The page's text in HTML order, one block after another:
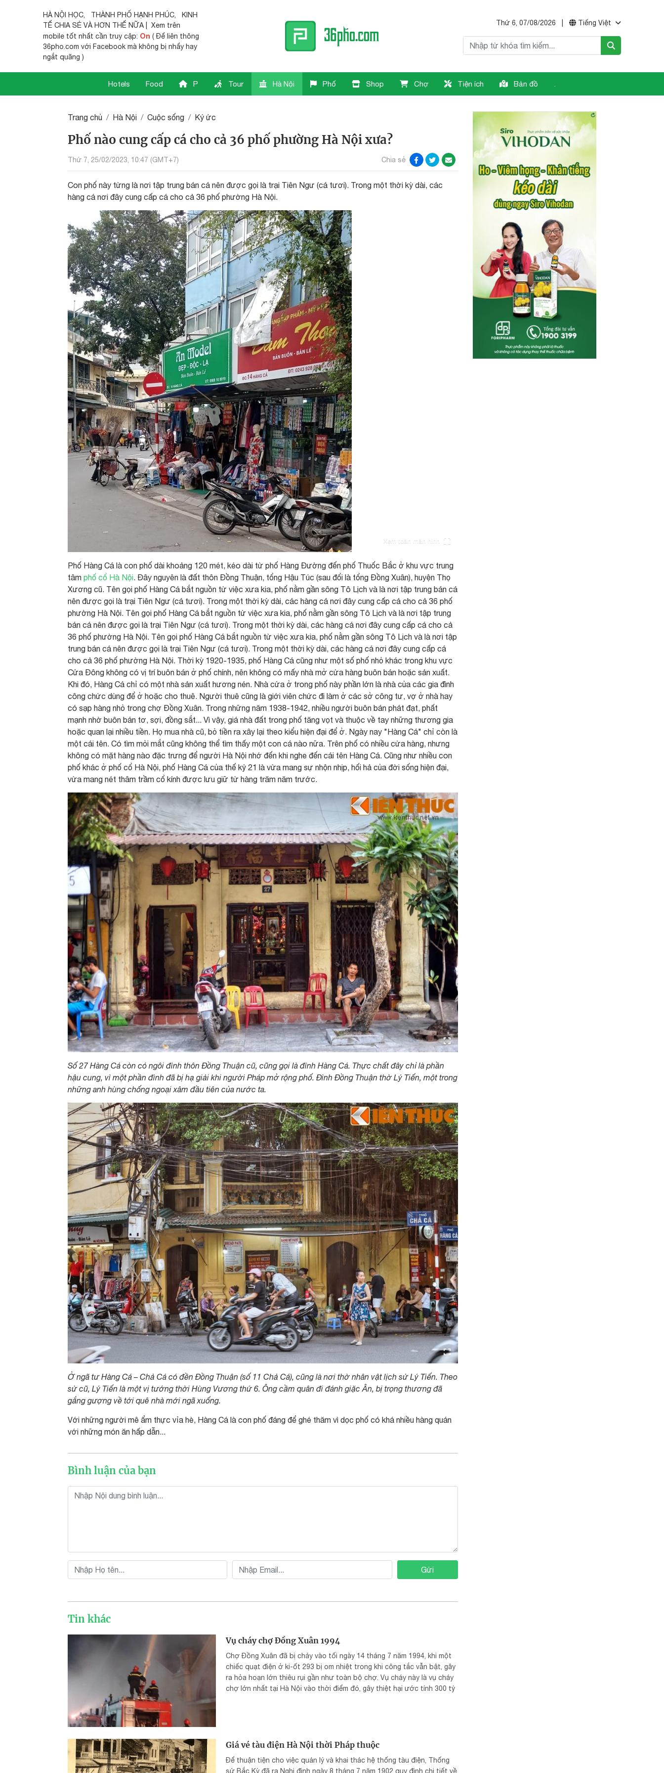
HÀ NỘI HỌC, THÀNH PHỐ HẠNH PHÚC,
KINH
TẾ CHIA SẺ VÀ HƠN THẾ NỮA | Xem trên
mobile tốt nhất cần truy cập: On ( Để liên thông
36pho.com với Facebook mà không bị nhẩy hay
ngắt quãng )
Thứ 6, 07/08/2026 Tiếng Việt
Hotels Food P Tour Hà Nội Phố Shop Chợ Tiện ích Bản đồ .
Trang chủ Hà Nội Cuộc sống Ký ức
Phố nào cung cấp cá cho cả 36 phố phường Hà Nội xưa?
Thứ 7, 25/02/2023, 10:47 (GMT+7) Chia sẻ
Con phố này từng là nơi tập trung bán cá nên được gọi là trại Tiên Ngư (cá tươi). Trong một thời kỳ dài, các
hàng cá nơi đây cung cấp cá cho cả 36 phố phường Hà Nội.
Xem toàn màn hình
Phố Hàng Cá là con phố dài khoảng 120 mét, kéo dài từ phố Hàng Đường đến phố Thuốc Bắc ở khu vực trung
tâm phố cổ Hà Nội. Đây nguyên là đất thôn Đồng Thuận, tổng Hậu Túc (sau đổi là tổng Đồng Xuân), huyện Thọ
Xương cũ. Tên gọi phố Hàng Cá bắt nguồn từ việc xưa kia, phố nằm gần sông Tô Lịch và là nơi tập trung bán cá
nên được gọi là trại Tiên Ngư (cá tươi). Trong một thời kỳ dài, các hàng cá nơi đây cung cấp cá cho cả 36 phố
phường Hà Nội. Tên gọi phố Hàng Cá bắt nguồn từ việc xưa kia, phố nằm gần sông Tô Lịch và là nơi tập trung
bán cá nên được gọi là trại Tiên Ngư (cá tươi). Trong một thời kỳ dài, các hàng cá nơi đây cung cấp cá cho cả
36 phố phường Hà Nội. Tên gọi phố Hàng Cá bắt nguồn từ việc xưa kia, phố nằm gần sông Tô Lịch và là nơi tập
trung bán cá nên được gọi là trại Tiên Ngư (cá tươi). Trong một thời kỳ dài, các hàng cá nơi đây cung cấp cá
cho cả 36 phố phường Hà Nội. Thời kỳ 1920-1935, phố Hàng Cá cũng như một số phố nhỏ khác trong khu vực
Cửa Đông không có vị trí buôn bán ở phố chính, nên không có mấy nhà mở cửa hàng buôn bán hoặc sản xuất.
Khi đó, Hàng Cá chỉ có một nhà sản xuất hương nén. Nhà cửa ở trong phố này phần lớn là nhà của các gia đình
công chức dùng để ở hoặc cho thuê. Người thuê cũng là giới viên chức đi làm ở các sở công tư, vợ ở nhà hay
có sạp hàng nhỏ trong chợ Đồng Xuân. Trong những năm 1938-1942, nhiều người buôn bán phát đạt, phất
mạnh nhờ buôn bán tơ, sợi, đồng sắt... Vì vậy, giá nhà đất trong phố tăng vọt và thuộc về tay những thương gia
hoặc quan lại nhiều tiền. Họ mua nhà cũ, bỏ tiền ra xây lại theo kiểu hiện đại để ở. Ngày nay "Hàng Cá" chỉ còn là
một cái tên. Có tìm mỏi mắt cũng không thể tìm thấy một con cá nào nữa. Trên phố có nhiều cửa hàng, nhưng
không có mặt hàng nào đặc trưng để người Hà Nội nhớ đến khi nghe đến cái tên Hàng Cá. Cũng như nhiều con
phố khác ở phố cổ Hà Nội, phố Hàng Cá của thế kỷ 21 là vừa mang sự nhộn nhịp, hối hả của đời sống hiện đại,
vừa mang nét thâm trầm cổ kính được lưu giữ từ hàng trăm năm trước.
Số 27 Hàng Cá còn có ngôi đình thôn Đồng Thuận cũ, cũng gọi là đình Hàng Cá. Thực chất đây chỉ là phần
hậu cung, vì một phần đình đã bị hạ giải khi người Pháp mở rộng phố. Đình Đồng Thuận thờ Lý Tiến, một trong
những anh hùng chống ngoại xâm đầu tiên của nước ta.
Ở ngã tư Hàng Cá – Chả Cá có đền Đồng Thuận (số 11 Chả Cá), cũng là nơi thờ nhân vật lịch sử Lý Tiến. Theo
sử cũ, Lý Tiến là một vị tướng thời Hùng Vương thứ 6. Ông cầm quân đi đánh giặc Ân, bị trọng thương đã
gắng gượng về tới quê nhà mới ngã xuống.
Với những người mê ẩm thực vỉa hè, Hàng Cá là con phố đáng để ghé thăm vì dọc phố có khá nhiều hàng quán
với những món ăn hấp dẫn...
Bình luận của bạn
Gửi
Tin khác
Vụ cháy chợ Đồng Xuân 1994
Chợ Đồng Xuân đã bị cháy vào tối ngày 14 tháng 7 năm 1994, khi một
chiếc quạt điện ở ki-ốt 293 bị om nhiệt trong khi công tắc vẫn bật, gây
ra hỏa hoạn lớn thiêu rụi gần như toàn bộ chợ. Vụ cháy này là vụ cháy
chợ lớn nhất tại Hà Nội vào thời điểm đó, gây thiệt hại ước tính 300 tỷ
Giá vé tàu điện Hà Nội thời Pháp thuộc
Để thuận tiện cho việc quản lý và khai thác hệ thống tàu điện, Thống
sứ Bắc Kỳ đã ra Nghị định ngày 8 tháng 7 năm 1902 quy định chi tiết về